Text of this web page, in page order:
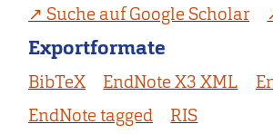
Suche auf Google Scholar
Exportformate
BibTeX EndNote X3 XML
EndNote tagged
RIS